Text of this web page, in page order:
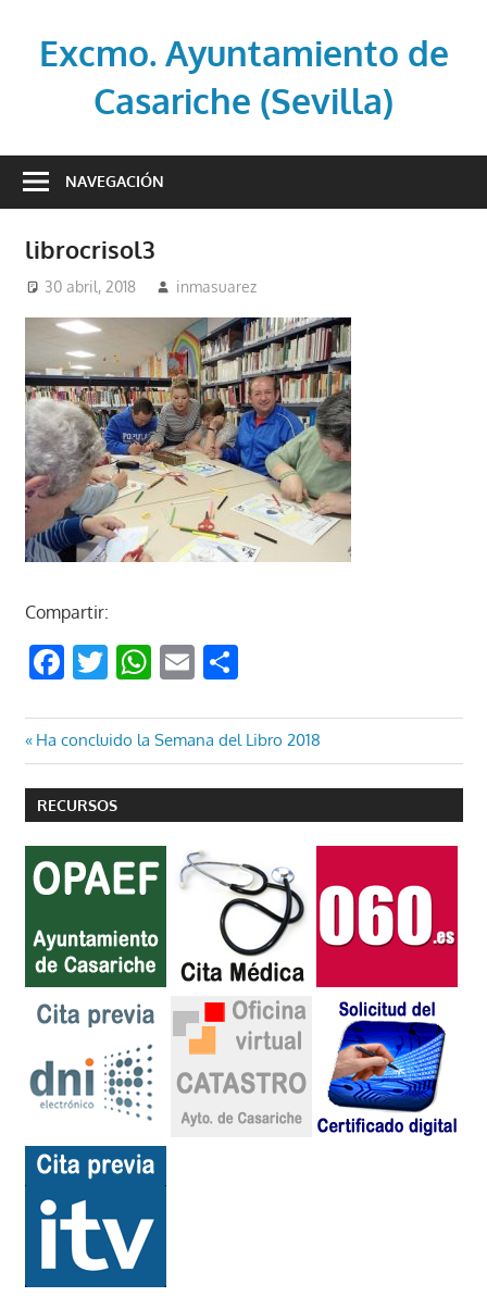
contenidoExcmo. Ayuntamiento de
Casariche (Sevilla)
oficial
de
Casariche
(Sevilla)
NAVEGACIÓN
librocrisol3
30 abril, 2018 inmasuarez
Compartir:
Facebook
Twitter
WhatsApp
EmailCompartir
Navegación
de
entradas
Entrada
anterior:
Ha concluido la Semana del Libro 2018
RECURSOS